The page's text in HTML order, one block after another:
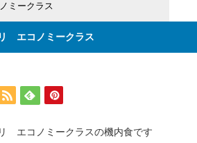
ミークラス
エコノミークラス
エコノミークラスの機内食です